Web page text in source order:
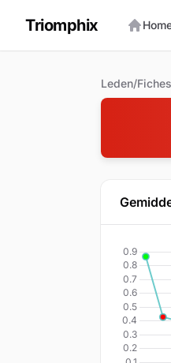
Triomphix
Leden/Fiches